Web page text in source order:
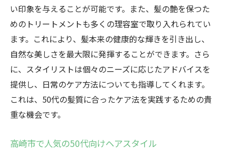
自分らしさを引き出すカットの選び方
高崎市で50代が理想のスタイルを見つけるため
のガイド
理想のスタイルを見つけるステップ
高崎市の理容室での成功体験談
スタイル選びで大切な自己分析方法
50代の理想を形にするスタイル作り
新しいスタイルで迎える次のステージ
い印象を与えることが可能です。また、髪の艶を保つた
めのトリートメントも多くの理容室で取り入れられてい
ます。これにより、髪本来の健康的な輝きを引き出し、
自然な美しさを最大限に発揮することができます。さら
に、スタイリストは個々のニーズに応じたアドバイスを
提供し、日常のケア方法についても指導してくれます。
これは、50代の髪質に合ったケア法を実践するための貴
重な機会です。
高崎市で人気の50代向けヘアスタイル